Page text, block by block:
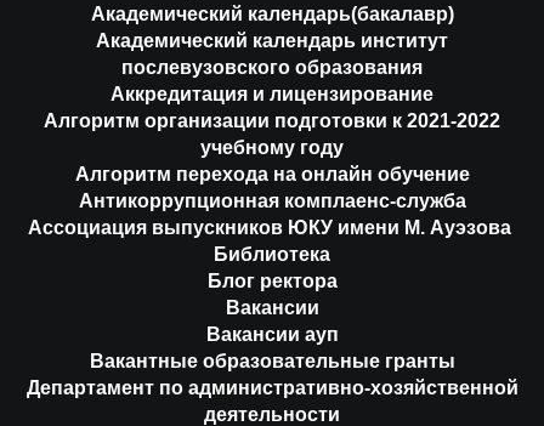
Академический календарь(бакалавр)
Академический календарь институт
послевузовского образования
Аккредитация и лицензирование
Алгоритм организации подготовки к 2021-2022
учебному году
Алгоритм перехода на онлайн обучение
Антикоррупционная комплаенс-служба
Ассоциация выпускников ЮКУ имени М. Ауэзова
Библиотека
Блог ректора
Вакансии
Вакансии ауп
Вакантные образовательные гранты
Департамент по административно-хозяйственной
деятельности